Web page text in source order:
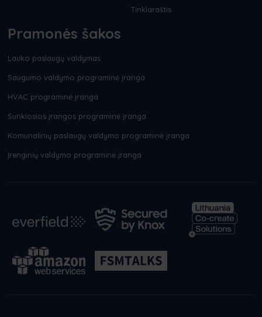
Tinklaraštis
Pramonės šakos
Lauko paslaugų valdymas
Saugumo valdymo programinė įranga
HVAC programinė įranga
Sunkiosios įrangos programinė įranga
Komunalinių paslaugų valdymo programinė įranga
Įrenginių valdymo programinė įranga